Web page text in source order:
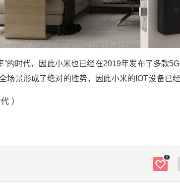
”的时代，因此小米也已经在2019年发布了多款
场景形成了绝对的胜势，因此小米的IOT设备已
）
0
升用户的体验。
MIX Alpha，在
幅提升，为更好
步！ 5G被称之为
AIoT、智能生活
成了绝对的胜势